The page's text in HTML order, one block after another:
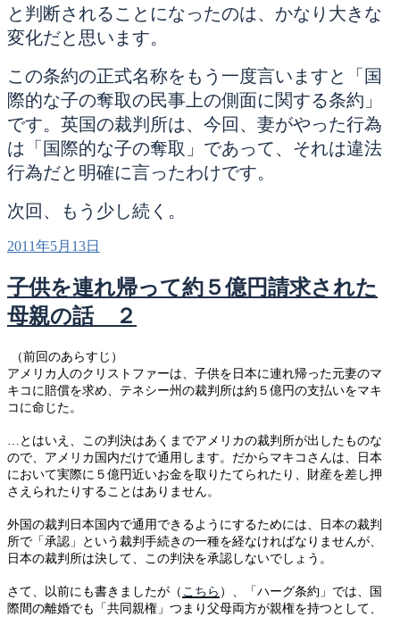
と判断されることになったのは、かなり大きな
変化だと思います。
この条約の正式名称をもう一度言いますと「国
際的な子の奪取の民事上の側面に関する条約」
です。英国の裁判所は、今回、妻がやった行為
は「国際的な子の奪取」であって、それは違法
行為だと明確に言ったわけです。
次回、もう少し続く。
投
日:
2011年5月13日
子供を連れ帰って約５億円請求された
母親の話 ２
（前回のあらすじ）
アメリカ人のクリストファーは、子供を日本に連れ帰った元妻のマ
キコに賠償を求め、テネシー州の裁判所は約５億円の支払いをマキ
コに命じた。
…とはいえ、この判決はあくまでアメリカの裁判所が出したものな
ので、アメリカ国内だけで通用します。だからマキコさんは、日本
において実際に５億円近いお金を取りたてられたり、財産を差し押
さえられたりすることはありません。
外国の裁判日本国内で通用できるようにするためには、日本の裁判
所で「承認」という裁判手続きの一種を経なければなりませんが、
日本の裁判所は決して、この判決を承認しないでしょう。
さて、以前にも書きましたが（ こちら ）、
「ハーグ条約」では、国
際間の離婚でも「共同親権」つまり父母両方が親権を持つとして、